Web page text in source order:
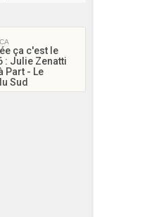
ça c'est le
: Julie Zenatti
Part - Le
Sud